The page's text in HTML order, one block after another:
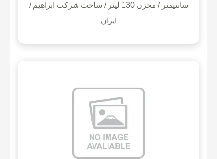
سانتیمتر / مخزن 130 لیتر / ساخت شرکت ابراهیم /
ایران